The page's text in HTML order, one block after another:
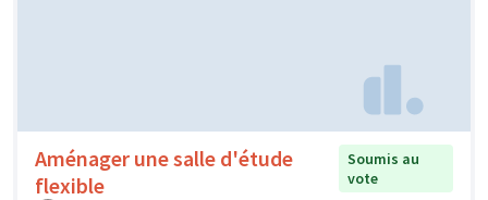
Aménager une salle d'étude
flexible
Soumis au
vote